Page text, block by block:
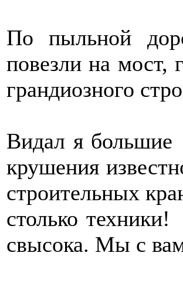
По пыльной
повезли на мост,
грандиозного
Видал я
крушения
строительных
столько
свысока. Мы с